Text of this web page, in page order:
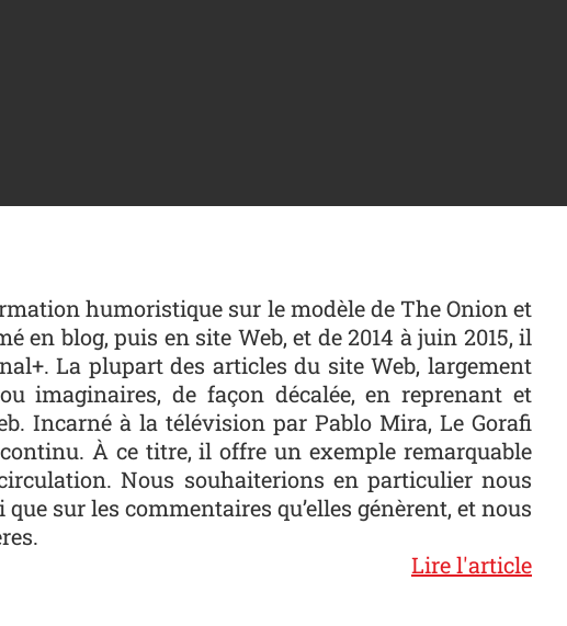
humoristique sur le modèle de The Onion et
en blog, puis en site Web, et de 2014 à juin 2015, il
La plupart des articles du site Web, largement
imaginaires, de façon décalée, en reprenant et
Incarné à la télévision par Pablo Mira, Le Gorafi
À ce titre, il offre un exemple remarquable
Nous souhaiterions en particulier nous
sur les commentaires qu’elles génèrent, et nous
Lire l'article